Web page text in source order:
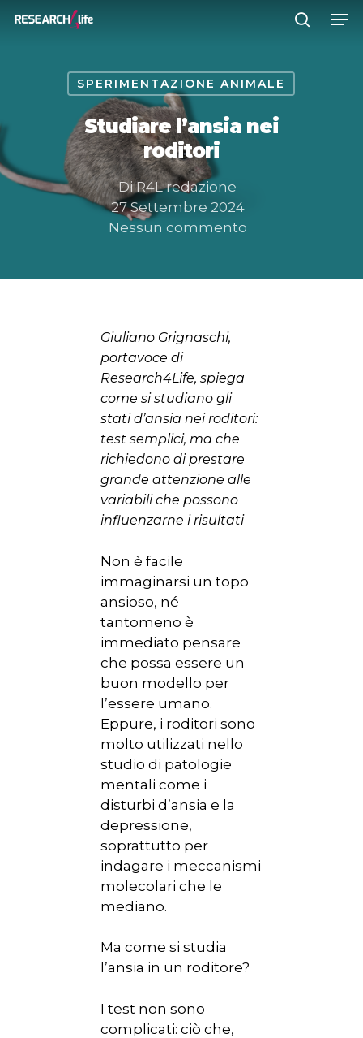
Premere INVIO per cercare o ESC
per chiudere
SPERIMENTAZIONE ANIMALE
Studiare l’ansia nei
roditori
DiR4L redazione
27 Settembre 2024
Nessun commento
Giuliano Grignaschi,
portavoce di
Research4Life, spiega
come si studiano gli
stati d’ansia nei roditori:
test semplici, ma che
richiedono di prestare
grande attenzione alle
variabili che possono
influenzarne i risultati
Non è facile
immaginarsi un topo
ansioso, né
tantomeno è
immediato pensare
che possa essere un
buon modello per
l’essere umano.
Eppure, i roditori sono
molto utilizzati nello
studio di patologie
mentali come i
disturbi d’ansia e la
depressione,
soprattutto per
indagare i meccanismi
molecolari che le
mediano.
Ma come si studia
l’ansia in un roditore?
I test non sono
complicati: ciò che,